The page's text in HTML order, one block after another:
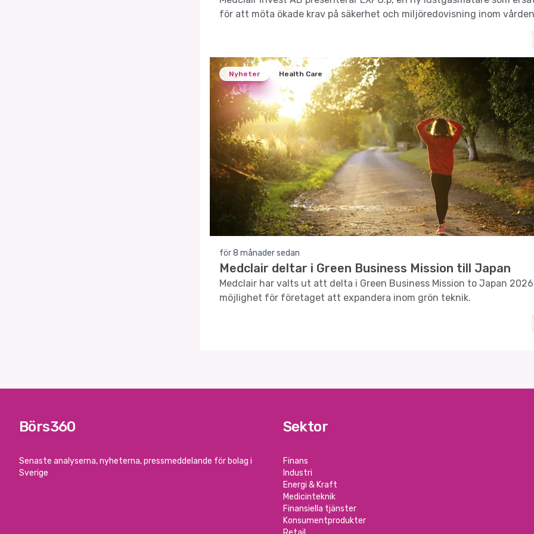
för att möta ökade krav på säkerhet och miljöredovisning inom
Nyheter Health Care
för 8 månader sedan
Medclair deltar i Green Business Mission till Japan
Medclair har valts ut att delta i Green Business Mission to Japan
möjlighet för företaget att expandera inom grön teknik.
Börs360
Senaste analyserna, nyheterna, pressmeddelande för bolag i
Sverige
Sektor
Finans
Industri
Energi & Kraft
Medicinteknik
Finansiella tjänster
Konsumentprodukter